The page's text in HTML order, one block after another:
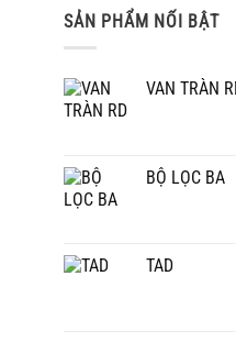
SẢN PHẨM NỐI BẬT
VAN TRÀN
BỘ LỌC BA
TAD